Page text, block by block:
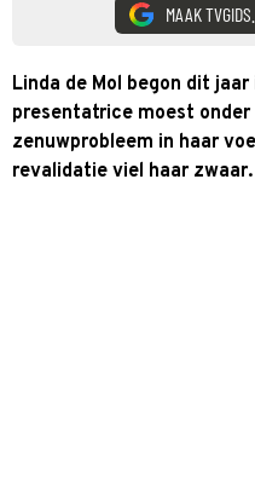
MAAK
Linda de Mol begon dit
presentatrice moest onder
zenuwprobleem in haar
revalidatie viel haar zwaar.